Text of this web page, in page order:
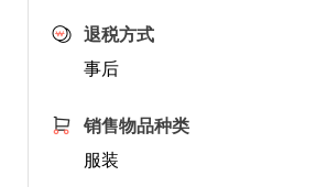
退税方式
事后
销售物品种类
服装